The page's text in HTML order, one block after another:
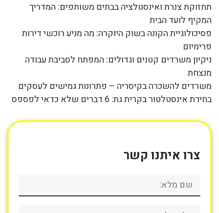
תחזוקת צנרת ואינסטלציה בבתים משותפים: המדריך
המקיף לועד הבית
פסיכולוגיית הקונה בשוק היוקרה: מה מניע רוכשי דירות
פרימיום
ניקיון משרדים קטנים וגדולים: המפתח לסביבת עבודה
מנצחת
משרדים להשכרה בקיסריה – פתרונות גמישים לעסקים
בחירת אינסטלטור בקרית גת: 6 דברים שלא כדאי לפספס
צרו איתנו קשר